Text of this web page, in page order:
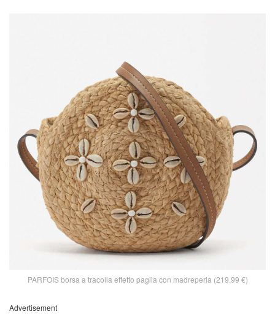
PARFOIS borsa a tracolla effetto paglia con madreperla (219,99 €)
Advertisement